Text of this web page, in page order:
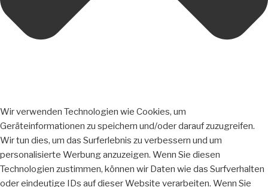
Wir verwenden Technologien wie Cookies, um
Geräteinformationen zu speichern und/oder darauf zuzugreifen.
Wir tun dies, um das Surferlebnis zu verbessern und um
personalisierte Werbung anzuzeigen. Wenn Sie diesen
Technologien zustimmen, können wir Daten wie das Surfverhalten
oder eindeutige IDs auf dieser Website verarbeiten. Wenn Sie